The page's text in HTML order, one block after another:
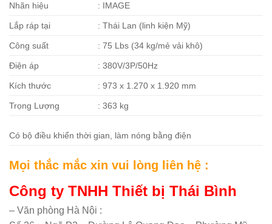
Nhãn hiệu : IMAGE
Lắp ráp tại : Thái Lan (linh kiện Mỹ)
Công suất : 75 Lbs (34 kg/mẻ vải khô)
Điện áp : 380V/3P/50Hz
Kích thước : 973 x 1.270 x 1.920 mm
Trọng Lượng : 363 kg
Có bộ điều khiển thời gian, làm nóng bằng điện
Mọi thắc mắc xin vui lòng liên hệ :
Công ty TNHH Thiết bị Thái Bình
– Văn phòng Hà Nội :